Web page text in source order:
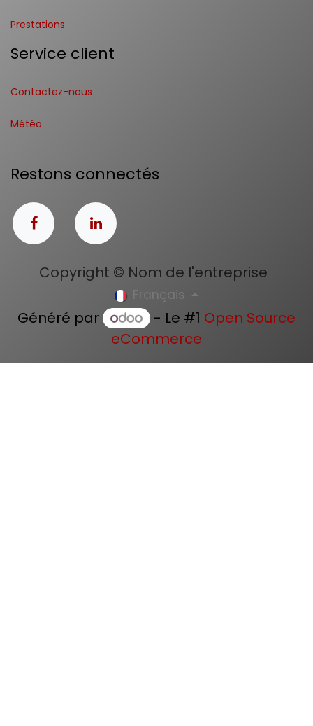
Prestations
Service client
Contactez-nous
Météo
Restons connectés
Copyright © Nom de l'entreprise
Français
Généré par - Le #1 Open Source
eCommerce